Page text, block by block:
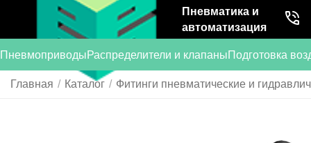
Пневматика и
автоматизация
ПневмоприводыРаспределители и клапаныПодготовка
Главная / Каталог / Фитинги пневматические и